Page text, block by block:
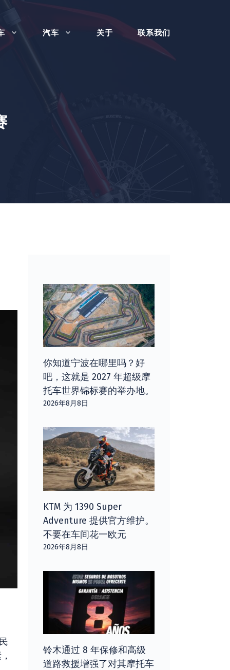
汽车 关于 联系我们
你知道宁波在哪里吗？好
吧，这就是 2027 年超级摩
托车世界锦标赛的举办地。
2026年8月8日
KTM 为 1390 Super
Adventure 提供官方维护。
不要在车间花一欧元
2026年8月8日
铃木通过 8 年保修和高级
道路救援增强了对其摩托车